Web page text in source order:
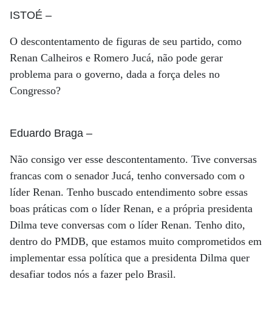
ISTOÉ –
O descontentamento de figuras de seu partido, como
Renan Calheiros e Romero Jucá, não pode gerar
problema para o governo, dada a força deles no
Congresso?
Eduardo Braga –
Não consigo ver esse descontentamento. Tive conversas
francas com o senador Jucá, tenho conversado com o
líder Renan. Tenho buscado entendimento sobre essas
boas práticas com o líder Renan, e a própria presidenta
Dilma teve conversas com o líder Renan. Tenho dito,
dentro do PMDB, que estamos muito comprometidos em
implementar essa política que a presidenta Dilma quer
desafiar todos nós a fazer pelo Brasil.